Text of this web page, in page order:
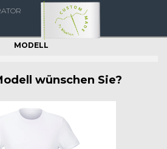
MODELL
wünschen Sie?